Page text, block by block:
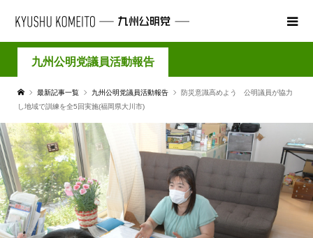
九州公明党議員活動報告
最新記事一覧 九州公明党議員活動報告
防災意識高めよう 公明議員が協力
し地域で訓練を全5回実施(福岡県大川市)